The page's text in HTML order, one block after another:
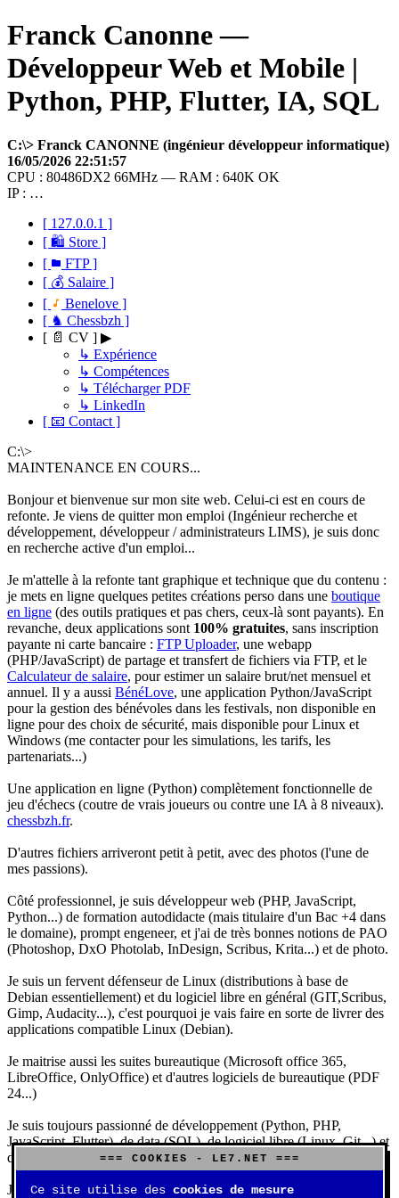
Franck Canonne —
Développeur Web et Mobile |
Python, PHP, Flutter, IA, SQL
C:\> Franck CANONNE (ingénieur développeur informatique)
16/05/2026 22:51:57
CPU : 80486DX2 66MHz — RAM : 640K OK
IP : …
[ 127.0.0.1 ]
[ 🛍 Store ]
[
FTP ]
[ 💰 Salaire ]
[
Benelove ]
[ ♞ Chessbzh ]
[ 📄 CV ] ▶
↳ Expérience
↳ Compétences
↳ Télécharger PDF
↳ LinkedIn
[ 📧 Contact ]
C:\>
MAINTENANCE EN COURS...
Bonjour et bienvenue sur mon site web. Celui-ci est en cours de
refonte. Je viens de quitter mon emploi (Ingénieur recherche et
développement, développeur / administrateurs LIMS), je suis donc
en recherche active d'un emploi...
Je m'attelle à la refonte tant graphique et technique que du contenu :
je mets en ligne quelques petites créations perso dans une boutique
en ligne (des outils pratiques et pas chers, ceux-là sont payants). En
revanche, deux applications sont 100% gratuites, sans inscription
payante ni carte bancaire : FTP Uploader, une webapp
(PHP/JavaScript) de partage et transfert de fichiers via FTP, et le
Calculateur de salaire, pour estimer un salaire brut/net mensuel et
annuel. Il y a aussi BénéLove, une application Python/JavaScript
pour la gestion des bénévoles dans les festivals, non disponible en
ligne pour des choix de sécurité, mais disponible pour Linux et
Windows (me contacter pour les simulations, les tarifs, les
partenariats...)
Une application en ligne (Python) complètement fonctionnelle de
jeu d'échecs (coutre de vrais joueurs ou contre une IA à 8 niveaux).
chessbzh.fr.
D'autres fichiers arriveront petit à petit, avec des photos (l'une de
mes passions).
Côté professionnel, je suis développeur web (PHP, JavaScript,
Python...) de formation autodidacte (mais titulaire d'un Bac +4 dans
le domaine), prompt engeneer, et j'ai de très bonnes notions de PAO
(Photoshop, DxO Photolab, InDesign, Scribus, Krita...) et de photo.
Je suis un fervent défenseur de Linux (distributions à base de
Debian essentiellement) et du logiciel libre en général (GIT,Scribus,
Gimp, Audacity...), c'est pourquoi je vais faire en sorte de livrer des
applications compatible Linux (Debian).
Je maitrise aussi les suites bureautique (Microsoft office 365,
LibreOffice, OnlyOffice) et d'autres logiciels de bureautique (PDF
24...)
Je suis toujours passionné de développement (Python, PHP,
JavaScript, Flutter), de data (SQL), de logiciel libre (Linux, Git...) et
d'IA (principalement Claude et DeepSeek).
J'aime jouer, surtout aux jeux de sociétés (Risk, Uno, Scrabble...),
=== COOKIES - LE7.NET ===
Ce site utilise des cookies de mesure